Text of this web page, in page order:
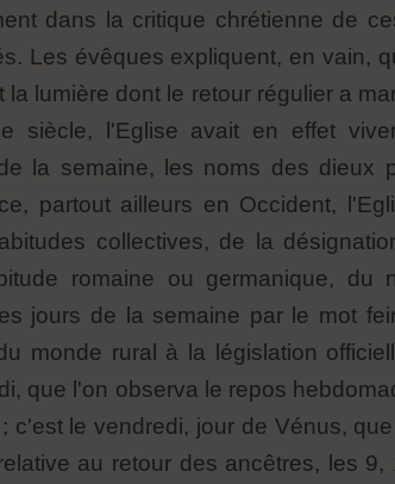
dans la critique chrétienne de
Les évêques expliquent, en vain,
lumière dont le retour régulier a
siècle, l'Eglise avait en effet
la semaine, les noms des dieux
partout ailleurs en Occident,
collectives, de la
romaine ou germanique, du
jours de la semaine par le mot
monde rural à la législation
que l'on observa le repos
c'est le vendredi, jour de Vénus,
au retour des ancêtres, les